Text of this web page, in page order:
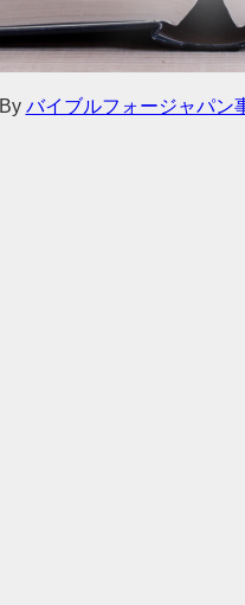
By バイブルフォージャパン